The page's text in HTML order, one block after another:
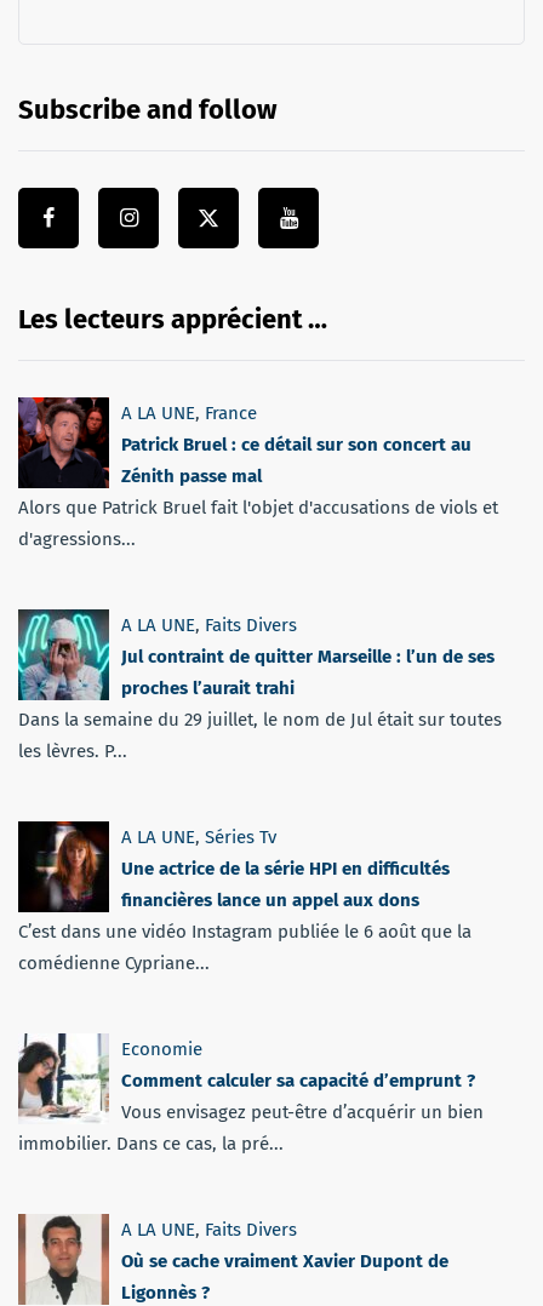
Subscribe and follow
Les lecteurs apprécient …
A LA UNE, France
Patrick Bruel : ce détail sur son concert au
Zénith passe mal
Alors que Patrick Bruel fait l'objet d'accusations de viols et
d'agressions...
A LA UNE, Faits Divers
Jul contraint de quitter Marseille : l’un de ses
proches l’aurait trahi
Dans la semaine du 29 juillet, le nom de Jul était sur toutes
les lèvres. P...
A LA UNE, Séries Tv
Une actrice de la série HPI en difficultés
financières lance un appel aux dons
C’est dans une vidéo Instagram publiée le 6 août que la
comédienne Cypriane...
Economie
Comment calculer sa capacité d’emprunt ?
Vous envisagez peut-être d’acquérir un bien
immobilier. Dans ce cas, la pré...
A LA UNE, Faits Divers
Où se cache vraiment Xavier Dupont de
Ligonnès ?